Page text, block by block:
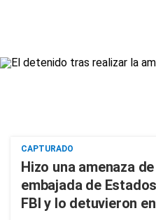
CAPTURADO
Hizo una amenaza
embajada de
FBI y lo detuvieron